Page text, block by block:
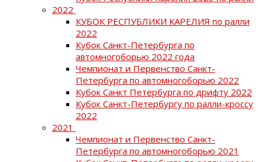
2022
КУБОК РЕСПУБЛИКИ КАРЕЛИЯ по ралли
2022
Кубок Санкт-Петербурга по
автомногоборью 2022 года
Чемпионат и Первенство Санкт-
Петербурга по автомногоборью 2022
Кубок Санкт Петербурга по дрифту 2022
Кубок Санкт-Петербургу по ралли-кроссу
2022
2021
Чемпионат и Первенство Санкт-
Петербурга по автомногоборью 2021